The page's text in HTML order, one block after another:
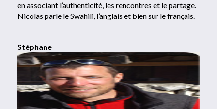
en associant l’authenticité, les rencontres et le partage.
Nicolas parle le Swahili, l’anglais et bien sur le français.
Stéphane